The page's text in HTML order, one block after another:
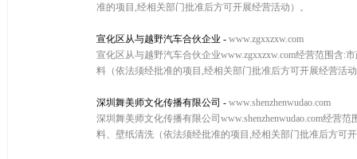
准的项目,经相关部门批准后方可开展经营活动）。
宣化区从与越野汽车合伙企业 - www.zgxxzxw.com
宣化区从与越野汽车合伙企业www.zgxxzxw.com经营范围含
料（依法须经批准的项目,经相关部门批准后方可开展经营活
深圳舞美师文化传播有限公司 - www.shenzhenwudao.com
深圳舞美师文化传播有限公司www.shenzhenwudao.com经营
料、壁纸清洗（依法须经批准的项目,经相关部门批准后方可